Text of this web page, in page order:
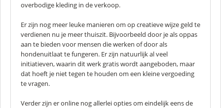
overbodige kleding in de verkoop.
Er zijn nog meer leuke manieren om op creatieve wijze geld te
verdienen nu je meer thuiszit. Bijvoorbeeld door je als oppas
aan te bieden voor mensen die werken of door als
hondenuitlaat te fungeren. Er zijn natuurlijk al veel
initiatieven, waarin dit werk gratis wordt aangeboden, maar
dat hoeft je niet tegen te houden om een kleine vergoeding
te vragen.
Verder zijn er online nog allerlei opties om eindelijk eens de